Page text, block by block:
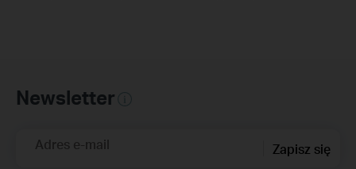
Newsletter
Adres e-mail Zapisz się